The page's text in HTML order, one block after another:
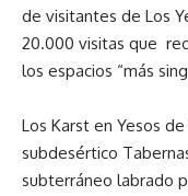
de visitantes de Los
20.000 visitas que
los espacios “más
Los Karst en Yesos
subdesértico
subterráneo labrado